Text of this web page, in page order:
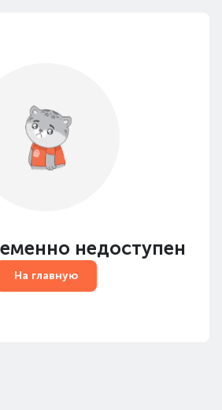
недоступен
На главную